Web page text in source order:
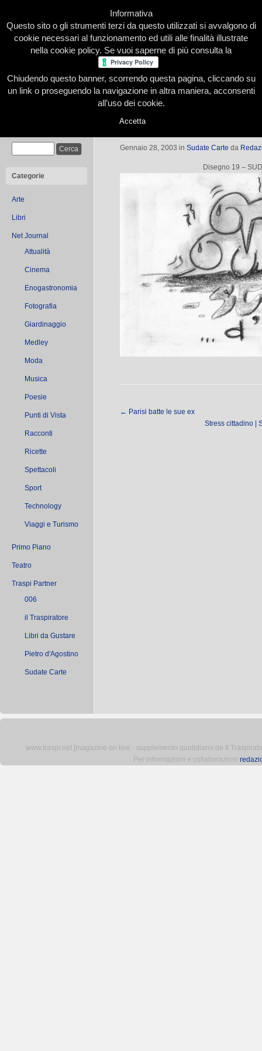
Home Presentazione Redazione Le nostre firme
Categorie
Arte
Libri
Net Journal
Attualità
Cinema
Enogastronomia
Fotografia
Giardinaggio
Medley
Moda
Musica
Poesie
Punti di Vista
Racconti
Ricette
Spettacoli
Sport
Technology
Viaggi e Turismo
Primo Piano
Teatro
Traspi Partner
006
il Traspiratore
Libri da Gustare
Pietro d'Agostino
Sudate Carte
Sudore d’amore | Sudate Carte
Gennaio 28, 2003 in Sudate Carte da
Disegno 19 –
← Parisi batte le sue ex
Stress cittadino |
www.traspi.net [magazine on line - supplemento quotidiano de Il
Per informazioni e collaborazioni
Informativa
Questo sito o gli strumenti terzi da questo utilizzati si avvalgono di
cookie necessari al funzionamento ed utili alle finalità illustrate
nella cookie policy. Se vuoi saperne di più consulta la
Chiudendo questo banner, scorrendo questa pagina, cliccando su
un link o proseguendo la navigazione in altra maniera, acconsenti
all’uso dei cookie.
Accetta